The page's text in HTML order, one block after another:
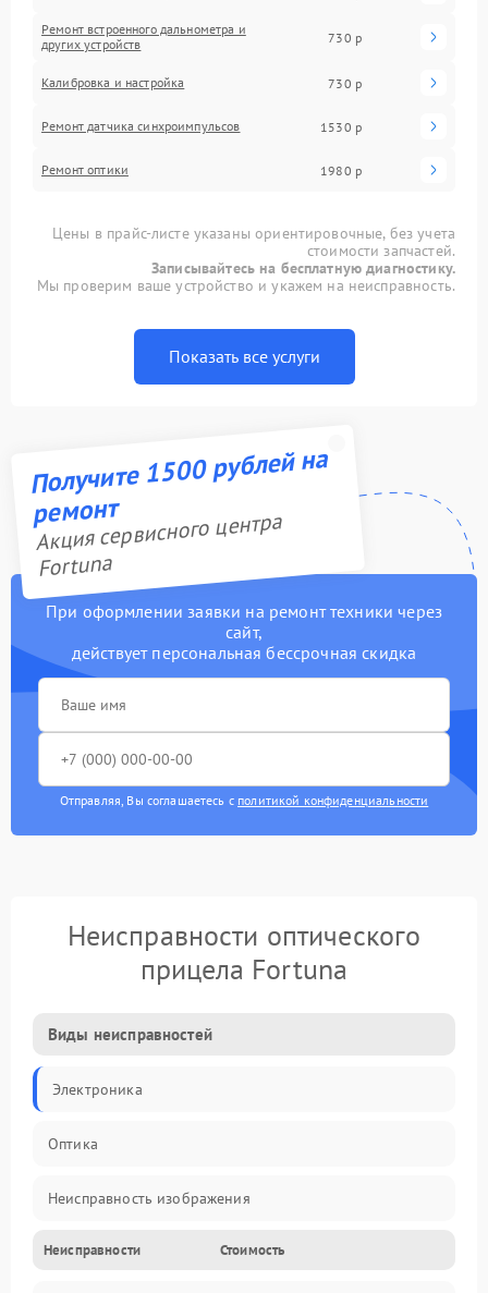
Ремонт встроенного дальнометра и
других устройств
730 р
Калибровка и настройка 730 р
Ремонт датчика синхроимпульсов 1530 р
Ремонт оптики 1980 р
Цены в прайс-листе указаны ориентировочные, без учета
стоимости запчастей.
Записывайтесь на бесплатную диагностику.
Мы проверим ваше устройство и укажем на неисправность.
Показать все услуги
Получите 1500 рублей на
ремонт
Акция сервисного центра
Fortuna
При оформлении заявки на ремонт техники через
сайт,
действует персональная бессрочная скидка
Отправляя, Вы соглашаетесь с политикой конфиденциальности
Неисправности оптического
прицела Fortuna
Виды неисправностей
Электроника
Оптика
Неисправность изображения
Механические повреждения
Неисправности Стоимость